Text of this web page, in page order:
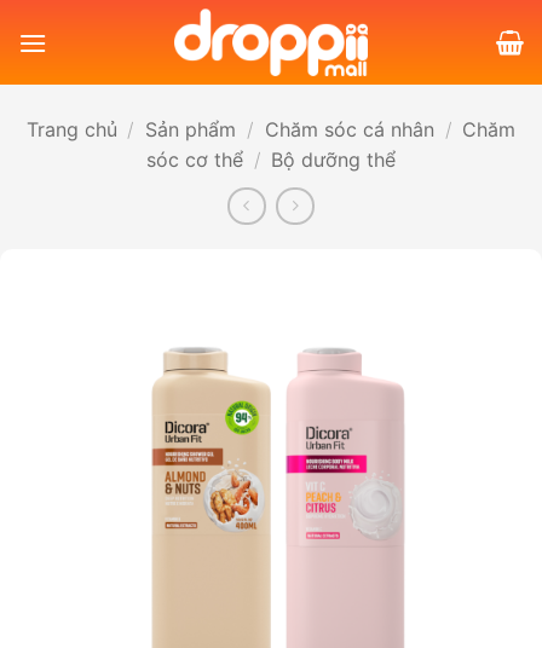
qua
Trang chủ / Sản phẩm / Chăm sóc cá nhân / Chăm
sóc cơ thể / Bộ dưỡng thể